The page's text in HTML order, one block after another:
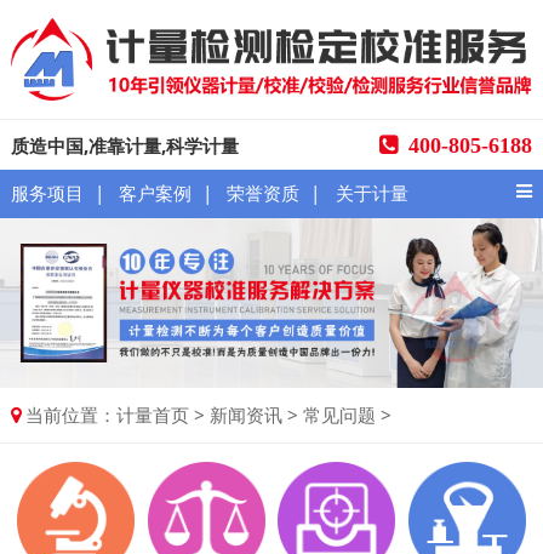
质造中国,准靠计量,科学计量 400-805-6188
服务项目 | 客户案例 | 荣誉资质 | 关于计量
当前位置：计量首页 > 新闻资讯 >常见问题 >